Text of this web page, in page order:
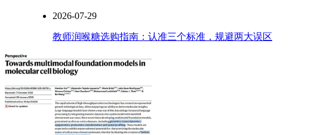
2026-07-29
教师润喉糖选购指南：认准三个标准，规避两大误区